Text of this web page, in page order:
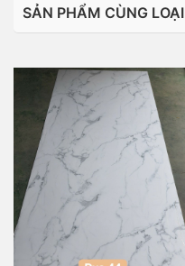
SẢN PHẨM CÙNG LOẠI